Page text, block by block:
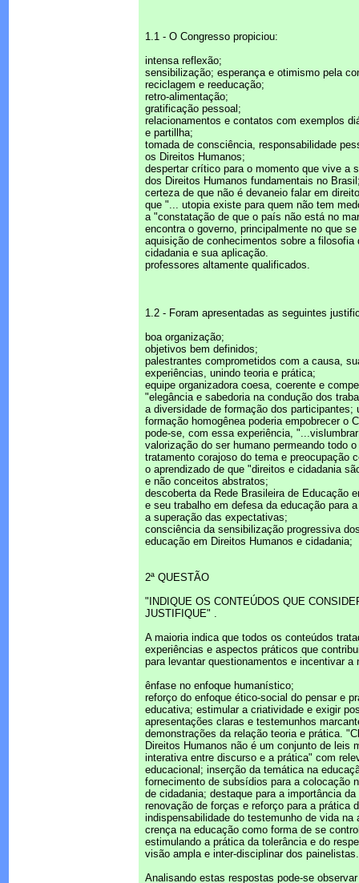
1.1 - O Congresso propiciou:
intensa reflexão;
sensibilização; esperança e otimismo pela
reciclagem e reeducação;
retro-alimentação;
gratificação pessoal;
relacionamentos e contatos com exemplos
e partillha;
tomada de consciência, responsabilidade
os Direitos Humanos;
despertar crítico para o momento que vive a
dos Direitos Humanos fundamentais no
certeza de que não é devaneio falar em
que "... utopia existe para quem não tem
a "constatação de que o país não está no
encontra o governo, principalmente no que
aquisição de conhecimentos sobre a filosofia
cidadania e sua aplicação.
professores altamente qualificados.
1.2 - Foram apresentadas as seguintes
boa organização;
objetivos bem definidos;
palestrantes comprometidos com a causa,
experiências, unindo teoria e prática;
equipe organizadora coesa, coerente e
"elegância e sabedoria na condução dos
a diversidade de formação dos participantes;
formação homogênea poderia empobrecer o
pode-se, com essa experiência,
valorização do ser humano permeando todo
tratamento corajoso do tema e preocupação
o aprendizado de que "direitos e cidadania
e não conceitos abstratos;
descoberta da Rede Brasileira de Educação
e seu trabalho em defesa da educação para
a superação das expectativas;
consciência da sensibilização progressiva
educação em Direitos Humanos e cidadania;
2ª QUESTÃO
"INDIQUE OS CONTEÚDOS QUE
JUSTIFIQUE" .
A maioria indica que todos os conteúdos
experiências e aspectos práticos que
para levantar questionamentos e incentivar
ênfase no enfoque humanístico;
reforço do enfoque ético-social do pensar e
educativa; estimular a criatividade e exigir
apresentações claras e testemunhos
demonstrações da relação teoria e prática.
Direitos Humanos não é um conjunto de leis
interativa entre discurso e a prática" com
educacional; inserção da temática na
fornecimento de subsídios para a colocação
de cidadania; destaque para a importância
renovação de forças e reforço para a prática
indispensabilidade do testemunho de vida na
crença na educação como forma de se
estimulando a prática da tolerância e do
visão ampla e inter-disciplinar dos painelistas.
Analisando estas respostas pode-se